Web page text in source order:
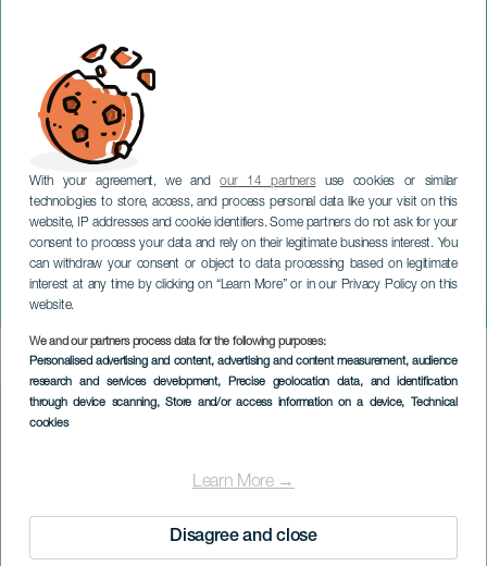
With your agreement, we andour 14 partnersuse cookies or similar
technologies to store, access, and process personal data like your visit on this
website, IP addresses and cookie identifiers. Some partners do not ask for your
consent to process your data and rely on their legitimate business interest. You
can withdraw your consent or object to data processing based on legitimate
interest at any time by clicking on “Learn More” or in our Privacy Policy on this
website.
We and our partners process data for the following purposes:
Personalised advertising and content, advertising and content measurement, audience
research and services development, Precise geolocation data, and identification
through device scanning, Store and/or access information on a device, Technical
cookies
Learn More →
Disagree and close
Leoni Torres i koncert
GRAN CANARIA
Imagen
Listado